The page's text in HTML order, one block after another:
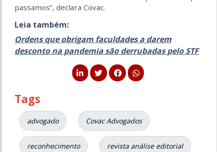
passamos”, declara Covac.
Leia também:
Ordens que obrigam faculdades a darem
desconto na pandemia são derrubadas pelo STF
Tags
advogado Covac Advogados
reconhecimento revista análise editorial